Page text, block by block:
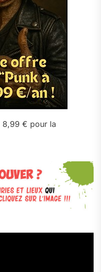
8,99 € pour la